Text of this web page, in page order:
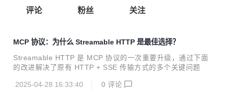
评论
粉丝 关注
MCP 协议：为什么 Streamable HTTP 是最佳选择？
Streamable HTTP 是 MCP 协议的一次重要升级，通过下面
的改进解决了原有 HTTP + SSE 传输方式的多个关键问题
2025-04-28 16:33:40 0 评论